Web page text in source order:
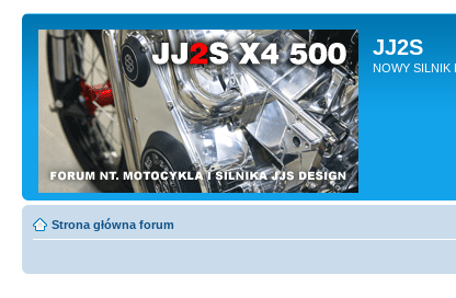
JJ2S
NOWY SILNIK
Strona główna forum